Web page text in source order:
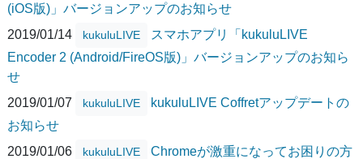
(iOS版)」バージョンアップのお知らせ
2019/01/14
kukuluLIVE
スマホアプリ「kukuluLIVE
Encoder 2 (Android/FireOS版)」バージョンアップのお知ら
せ
2019/01/07
kukuluLIVE
kukuluLIVE Coffretアップデートの
お知らせ
2019/01/06
kukuluLIVE
Chromeが激重になってお困りの方